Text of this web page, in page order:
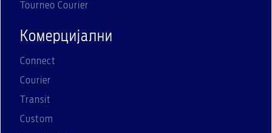
Tourneo Courier
Комерцијални
Connect
Courier
Transit
Custom